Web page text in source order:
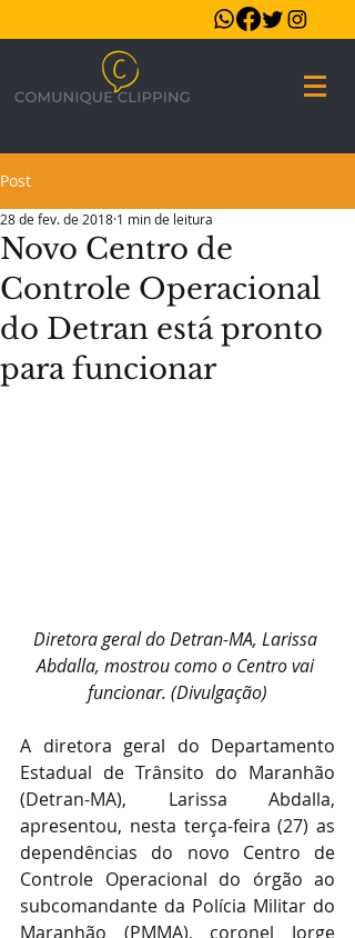
Post
Novo Centro de
Controle Operacional
do Detran está pronto
para funcionar
28 de fev. de 2018 1 min de leitura
Diretora geral do Detran-MA, Larissa
Abdalla, mostrou como o Centro vai
funcionar. (Divulgação)
A diretora geral do Departamento
Estadual de Trânsito do Maranhão
(Detran-MA), Larissa Abdalla,
apresentou, nesta terça-feira (27) as
dependências do novo Centro de
Controle Operacional do órgão ao
subcomandante da Polícia Militar do
Maranhão (PMMA), coronel Jorge